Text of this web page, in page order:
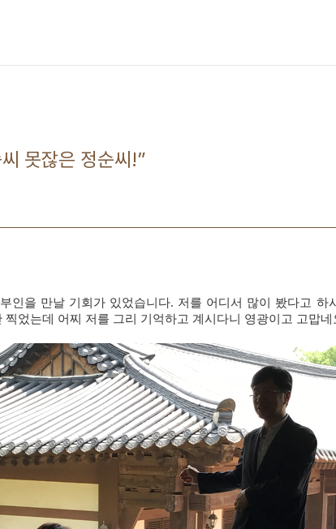
못잖은 정순씨!”
인을 만날 기회가 있었습니다. 저를 어디서 많이 봤다고 하
찍었는데 어찌 저를 그리 기억하고 계시다니 영광이고 고맙네